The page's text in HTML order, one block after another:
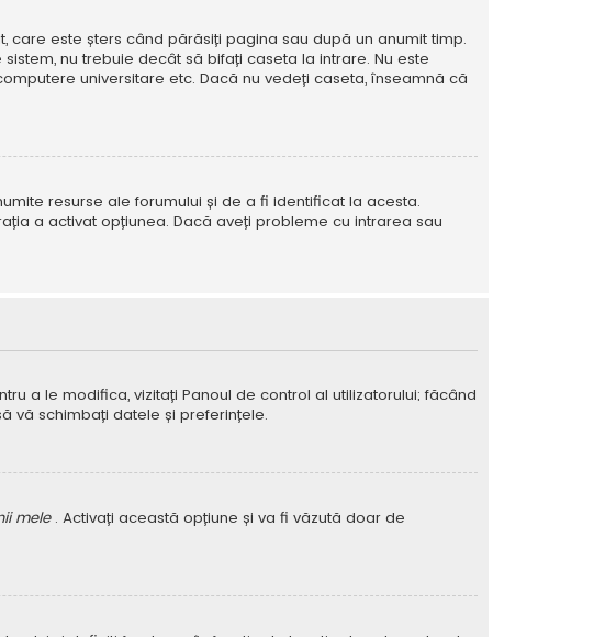
este șters când părăsiți pagina sau după un anumit timp.
nu trebuie decât să bifați caseta la intrare. Nu este
universitare etc. Dacă nu vedeți caseta, înseamnă că
resurse ale forumului și de a fi identificat la acesta.
a activat opțiunea. Dacă aveți probleme cu intrarea sau
a le modifica, vizitați Panoul de control al utilizatorului; făcând
vă schimbați datele și preferințele.
mele . Activați această opțiune și va fi văzută doar de